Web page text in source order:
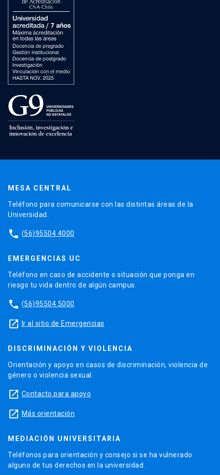
MESA CENTRAL
Teléfono para comunicarse con las distintas áreas de la
Universidad.
phone (56)95504 4000
EMERGENCIAS UC
Teléfono en caso de accidente o situación que ponga en
riesgo tu vida dentro de algún campus.
phone (56)95504 5000
launch Ir al sitio de Emergencias
DISCRIMINACIÓN Y VIOLENCIA
Orientación y apoyo en casos de discriminación, violencia de
género o violencia sexual.
launch Contacto para apoyo
launch Más orientación
MEDIACIÓN UNIVERSITARIA
Teléfonos para orientación y consejo si se ha vulnerado
alguno de tus derechos en la universidad.